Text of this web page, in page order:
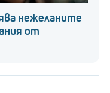
нежеланите
от